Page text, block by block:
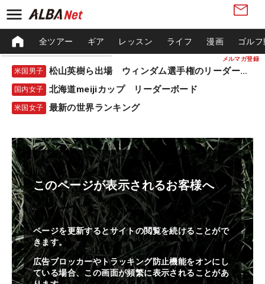
メルマガ登録
全ツアー ギア レッスン ライフ 漫画 ゴル
米国男子 松山英樹ら出場 ウィンダム選手権のリーダーボード
国内女子 北海道meijiカップ リーダーボード
米国女子 最新の世界ランキング
このページが表示されるお客様へ
ページを更新するとサイトの閲覧を続けることがで
きます。
広告ブロッカーやトラッキング防止機能をオンにし
ている場合、この画面が頻繁に表示されることがあ